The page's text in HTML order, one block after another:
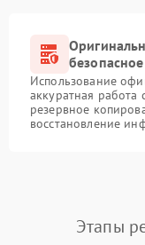
Использование
аккуратная работа
резервное
восстановление
Этапы